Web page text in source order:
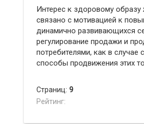
Интерес к здоровому образу
связано с мотивацией к
динамично развивающихся
регулирование продажи и
потребителями, как в случае
способы продвижения этих
Страниц: 9
Рейтинг: